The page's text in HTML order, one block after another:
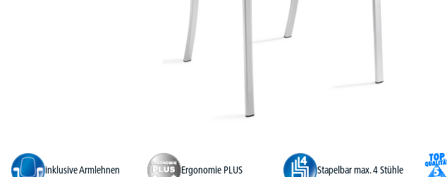
inklusive Armlehnen Ergonomie PLUS Stapelbar max. 4 Stühle